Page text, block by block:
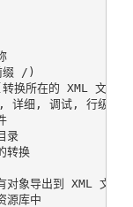
缀 /)
所在的 XML 文件)
细, 调试, 行级,
录
换
象导出到 XML 文件中
库中